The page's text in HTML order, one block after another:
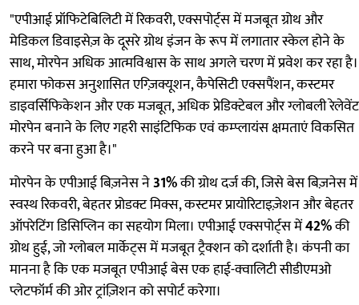
"एपीआई प्रॉफिटेबिलिटी में रिकवरी, एक्सपोर्ट्स में मजबूत ग्रोथ और
मेडिकल डिवाइसेज़ के दूसरे ग्रोथ इंजन के रूप में लगातार स्केल होने के
साथ, मोरपेन अधिक आत्मविश्वास के साथ अगले चरण में प्रवेश कर रहा है।
हमारा फोकस अनुशासित एग्ज़िक्यूशन, कैपेसिटी एक्सपैंशन, कस्टमर
डाइवर्सिफिकेशन और एक मजबूत, अधिक प्रेडिक्टेबल और ग्लोबली रेलेवेंट
मोरपेन बनाने के लिए गहरी साइंटिफिक एवं कम्प्लायंस क्षमताएं विकसित
करने पर बना हुआ है।"
मोरपेन के एपीआई बिज़नेस ने31%की ग्रोथ दर्ज की, जिसे बेस बिज़नेस में
स्वस्थ रिकवरी, बेहतर प्रोडक्ट मिक्स, कस्टमर प्रायोरिटाइज़ेशन और बेहतर
ऑपरेटिंग डिसिप्लिन का सहयोग मिला। एपीआई एक्सपोर्ट्स में42%की
ग्रोथ हुई, जो ग्लोबल मार्केट्स में मजबूत ट्रैक्शन को दर्शाती है। कंपनी का
मानना है कि एक मजबूत एपीआई बेस एक हाई-क्वालिटी सीडीएमओ
प्लेटफॉर्म की ओर ट्रांज़िशन को सपोर्ट करेगा।